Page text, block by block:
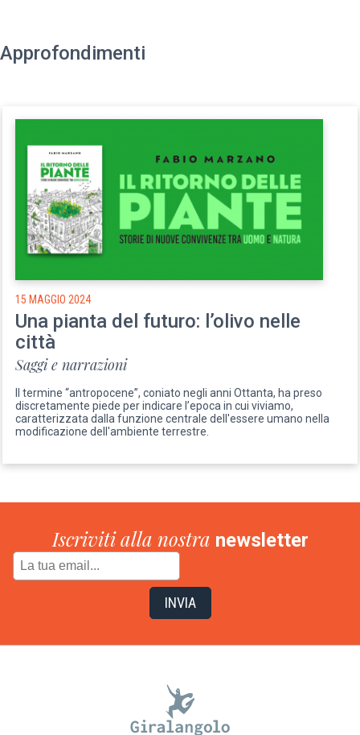
Approfondimenti
15 MAGGIO 2024
Una pianta del futuro: l’olivo nelle
città
Saggi e narrazioni
Il termine “antropocene”, coniato negli anni Ottanta, ha preso
discretamente piede per indicare l’epoca in cui viviamo,
caratterizzata dalla funzione centrale dell'essere umano nella
modificazione dell'ambiente terrestre.
Iscriviti alla nostra newsletter